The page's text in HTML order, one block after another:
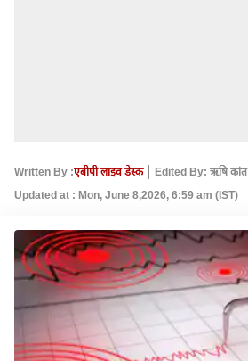
Written By :एबीपी लाइव डेस्क
Edited By: ऋषि कांत
Updated at : Mon, June 8,2026, 6:59 am (IST)